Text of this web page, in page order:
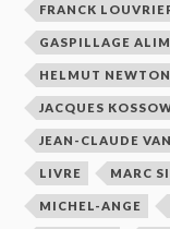
FRANCK
GASPILLAGE
HELMUT NEWTON
JACQUES
JEAN-CLAUDE
LIVRE MARC
MICHEL-ANGE